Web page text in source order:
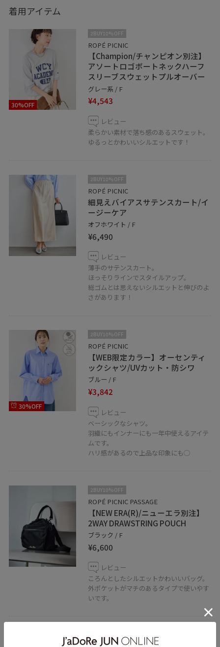
ラフだけど女性らしさもある、夏のお出かけコーデで
す。
□記載のないものにつきましては私物となります。
Instagramではお得でリアルな情報を発信中です
ぜひフォローしていただけると嬉しいです♡
yukiのInstagram▶︎@yuki_pic84
着用アイテム
30%OFF
2BUY10%OFF
ROPÉ PICNIC
【Champion/チャンピオン別注】
アソートロゴボートネックハーフ
スリーブスウェットプルオーバー
グレー系 / F
¥4,543
レビュー
柔らかい素材で落ち感のあるスウェット。
ゆるっとかわいいシルエットです！
2BUY10%OFF
ROPÉ PICNIC
細見えバイアスサテンスカート/イ
ージーケア
オフホワイト / F
¥6,490
レビュー
薄手のサテンスカート。
ほっそりラインでスタイルアップ。
総ゴムとは思えないシルエットと伸びのよ
さがあります！
30%OFF
2BUY10%OFF
ROPÉ PICNIC
【WEB限定カラー】オーセンティ
ックシャツ/UVカット・防シワ
ブルー / F
¥3,842
レビュー
ベーシックなシャツ。
羽織にもインナーにも一年中使えるアイテ
ムです。
ハリ感があるので上品な印象にも◯
2BUY10%OFF
ROPÉ PICNIC PASSAGE
【NEW ERA(R)/ニューエラ別注】
2WAY DRAWSTRING POUCH
ブラック / F
¥6,600
レビュー
ころんとしたシルエットかわいいバッグ。
外ポケットがマチのあるタイプで使いやす
いです。
2BUY10%OFF